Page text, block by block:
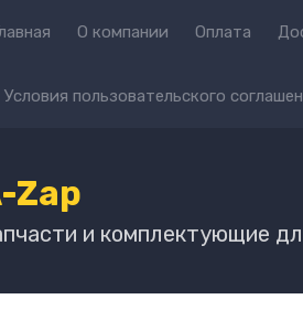
О компании Оплата
Условия пользовательского
Zap
и комплектующие